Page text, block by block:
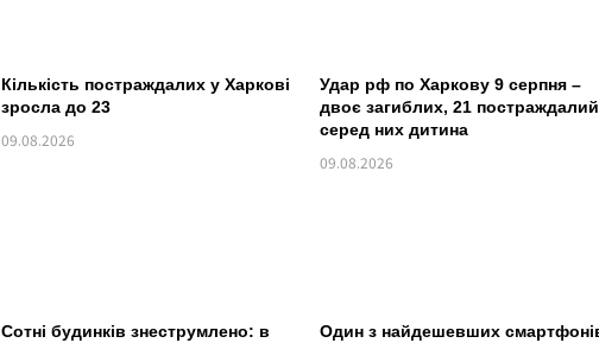
Кількість постраждалих у Харкові
зросла до 23
09.08.2026
Удар рф по Харкову 9 серпня –
двоє загиблих, 21
серед них дитина
09.08.2026
Сотні будинків знеструмлено: в
Один з найдешевших